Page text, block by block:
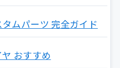
ムパーツ 完全ガイド
おすすめ